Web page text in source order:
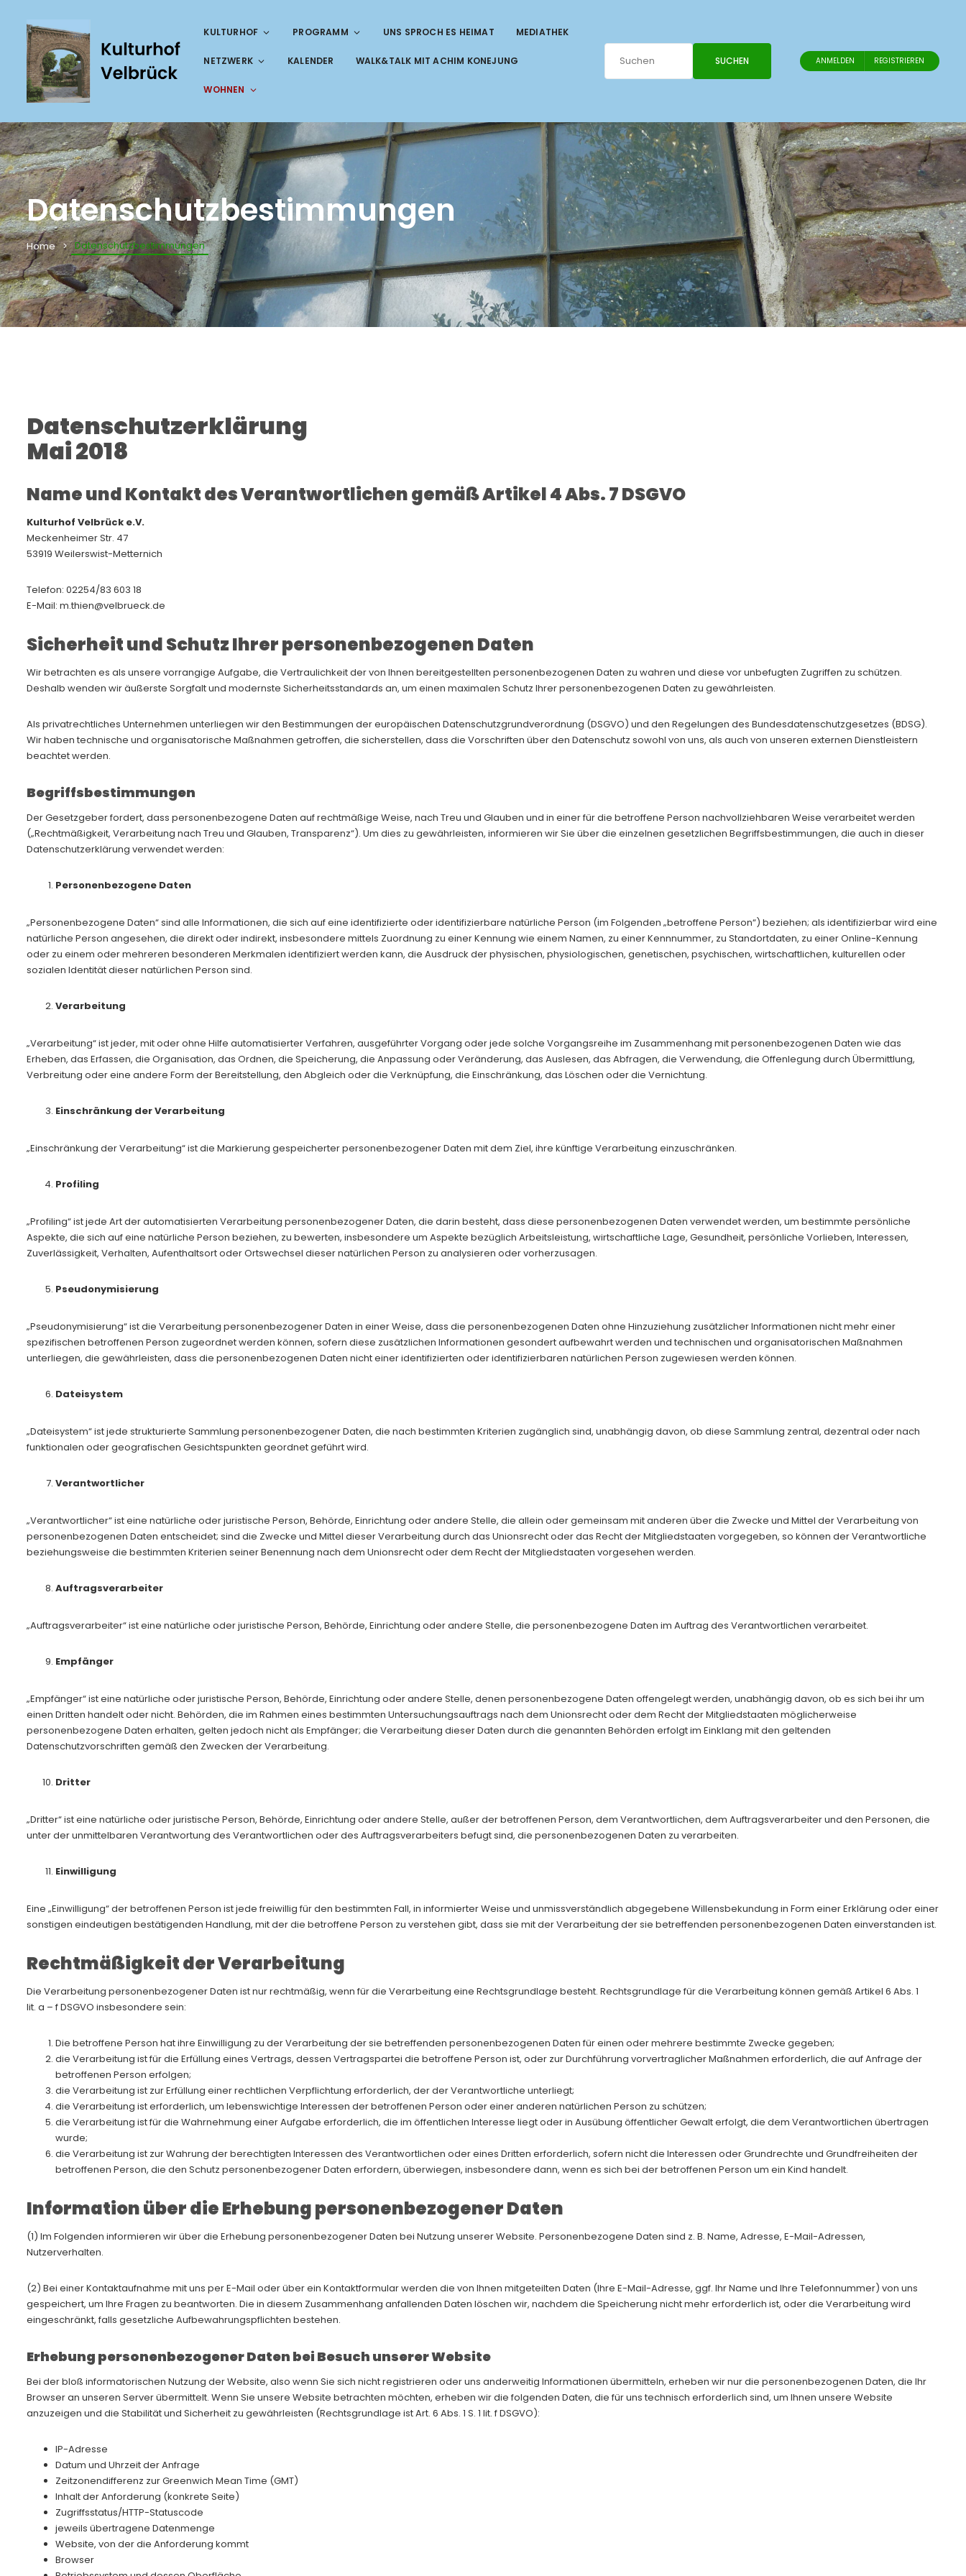
KULTURHOF PROGRAMM UNS SPROCH ES HEIMAT MEDIATHEK
NETZWERK KALENDER WALK&TALK MIT ACHIM KONEJUNG
WOHNEN
SUCHEN ANMELDEN REGISTRIEREN
Datenschutzbestimmungen
Home Datenschutzbestimmungen
Datenschutzerklärung
Mai 2018
Name und Kontakt des Verantwortlichen gemäß Artikel 4 Abs. 7 DSGVO
Kulturhof Velbrück e.V.
Meckenheimer Str. 47
53919 Weilerswist-Metternich
Telefon: 02254/83 603 18
E-Mail: m.thien@velbrueck.de
Sicherheit und Schutz Ihrer personenbezogenen Daten
Wir betrachten es als unsere vorrangige Aufgabe, die Vertraulichkeit der von Ihnen bereitgestellten personenbezogenen Daten zu wahren und diese vor unbefugten Zugriffen zu schützen.
Deshalb wenden wir äußerste Sorgfalt und modernste Sicherheitsstandards an, um einen maximalen Schutz Ihrer personenbezogenen Daten zu gewährleisten.
Als privatrechtliches Unternehmen unterliegen wir den Bestimmungen der europäischen Datenschutzgrundverordnung (DSGVO) und den Regelungen des Bundesdatenschutzgesetzes (BDSG).
Wir haben technische und organisatorische Maßnahmen getroffen, die sicherstellen, dass die Vorschriften über den Datenschutz sowohl von uns, als auch von unseren externen Dienstleistern
beachtet werden.
Begriffsbestimmungen
Der Gesetzgeber fordert, dass personenbezogene Daten auf rechtmäßige Weise, nach Treu und Glauben und in einer für die betroffene Person nachvollziehbaren Weise verarbeitet werden
(„Rechtmäßigkeit, Verarbeitung nach Treu und Glauben, Transparenz“). Um dies zu gewährleisten, informieren wir Sie über die einzelnen gesetzlichen Begriffsbestimmungen, die auch in dieser
Datenschutzerklärung verwendet werden:
Personenbezogene Daten
„Personenbezogene Daten“ sind alle Informationen, die sich auf eine identifizierte oder identifizierbare natürliche Person (im Folgenden „betroffene Person“) beziehen; als identifizierbar wird eine
natürliche Person angesehen, die direkt oder indirekt, insbesondere mittels Zuordnung zu einer Kennung wie einem Namen, zu einer Kennnummer, zu Standortdaten, zu einer Online-Kennung
oder zu einem oder mehreren besonderen Merkmalen identifiziert werden kann, die Ausdruck der physischen, physiologischen, genetischen, psychischen, wirtschaftlichen, kulturellen oder
sozialen Identität dieser natürlichen Person sind.
Verarbeitung
„Verarbeitung“ ist jeder, mit oder ohne Hilfe automatisierter Verfahren, ausgeführter Vorgang oder jede solche Vorgangsreihe im Zusammenhang mit personenbezogenen Daten wie das
Erheben, das Erfassen, die Organisation, das Ordnen, die Speicherung, die Anpassung oder Veränderung, das Auslesen, das Abfragen, die Verwendung, die Offenlegung durch Übermittlung,
Verbreitung oder eine andere Form der Bereitstellung, den Abgleich oder die Verknüpfung, die Einschränkung, das Löschen oder die Vernichtung.
Einschränkung der Verarbeitung
„Einschränkung der Verarbeitung“ ist die Markierung gespeicherter personenbezogener Daten mit dem Ziel, ihre künftige Verarbeitung einzuschränken.
Profiling
„Profiling“ ist jede Art der automatisierten Verarbeitung personenbezogener Daten, die darin besteht, dass diese personenbezogenen Daten verwendet werden, um bestimmte persönliche
Aspekte, die sich auf eine natürliche Person beziehen, zu bewerten, insbesondere um Aspekte bezüglich Arbeitsleistung, wirtschaftliche Lage, Gesundheit, persönliche Vorlieben, Interessen,
Zuverlässigkeit, Verhalten, Aufenthaltsort oder Ortswechsel dieser natürlichen Person zu analysieren oder vorherzusagen.
Pseudonymisierung
„Pseudonymisierung“ ist die Verarbeitung personenbezogener Daten in einer Weise, dass die personenbezogenen Daten ohne Hinzuziehung zusätzlicher Informationen nicht mehr einer
spezifischen betroffenen Person zugeordnet werden können, sofern diese zusätzlichen Informationen gesondert aufbewahrt werden und technischen und organisatorischen Maßnahmen
unterliegen, die gewährleisten, dass die personenbezogenen Daten nicht einer identifizierten oder identifizierbaren natürlichen Person zugewiesen werden können.
Dateisystem
„Dateisystem“ ist jede strukturierte Sammlung personenbezogener Daten, die nach bestimmten Kriterien zugänglich sind, unabhängig davon, ob diese Sammlung zentral, dezentral oder nach
funktionalen oder geografischen Gesichtspunkten geordnet geführt wird.
Verantwortlicher
„Verantwortlicher“ ist eine natürliche oder juristische Person, Behörde, Einrichtung oder andere Stelle, die allein oder gemeinsam mit anderen über die Zwecke und Mittel der Verarbeitung von
personenbezogenen Daten entscheidet; sind die Zwecke und Mittel dieser Verarbeitung durch das Unionsrecht oder das Recht der Mitgliedstaaten vorgegeben, so können der Verantwortliche
beziehungsweise die bestimmten Kriterien seiner Benennung nach dem Unionsrecht oder dem Recht der Mitgliedstaaten vorgesehen werden.
Auftragsverarbeiter
„Auftragsverarbeiter“ ist eine natürliche oder juristische Person, Behörde, Einrichtung oder andere Stelle, die personenbezogene Daten im Auftrag des Verantwortlichen verarbeitet.
Empfänger
„Empfänger“ ist eine natürliche oder juristische Person, Behörde, Einrichtung oder andere Stelle, denen personenbezogene Daten offengelegt werden, unabhängig davon, ob es sich bei ihr um
einen Dritten handelt oder nicht. Behörden, die im Rahmen eines bestimmten Untersuchungsauftrags nach dem Unionsrecht oder dem Recht der Mitgliedstaaten möglicherweise
personenbezogene Daten erhalten, gelten jedoch nicht als Empfänger; die Verarbeitung dieser Daten durch die genannten Behörden erfolgt im Einklang mit den geltenden
Datenschutzvorschriften gemäß den Zwecken der Verarbeitung.
Dritter
„Dritter“ ist eine natürliche oder juristische Person, Behörde, Einrichtung oder andere Stelle, außer der betroffenen Person, dem Verantwortlichen, dem Auftragsverarbeiter und den Personen, die
unter der unmittelbaren Verantwortung des Verantwortlichen oder des Auftragsverarbeiters befugt sind, die personenbezogenen Daten zu verarbeiten.
Einwilligung
Eine „Einwilligung“ der betroffenen Person ist jede freiwillig für den bestimmten Fall, in informierter Weise und unmissverständlich abgegebene Willensbekundung in Form einer Erklärung oder einer
sonstigen eindeutigen bestätigenden Handlung, mit der die betroffene Person zu verstehen gibt, dass sie mit der Verarbeitung der sie betreffenden personenbezogenen Daten einverstanden ist.
Rechtmäßigkeit der Verarbeitung
Die Verarbeitung personenbezogener Daten ist nur rechtmäßig, wenn für die Verarbeitung eine Rechtsgrundlage besteht. Rechtsgrundlage für die Verarbeitung können gemäß Artikel 6 Abs. 1
lit. a – f DSGVO insbesondere sein:
Die betroffene Person hat ihre Einwilligung zu der Verarbeitung der sie betreffenden personenbezogenen Daten für einen oder mehrere bestimmte Zwecke gegeben;
die Verarbeitung ist für die Erfüllung eines Vertrags, dessen Vertragspartei die betroffene Person ist, oder zur Durchführung vorvertraglicher Maßnahmen erforderlich, die auf Anfrage der
betroffenen Person erfolgen;
die Verarbeitung ist zur Erfüllung einer rechtlichen Verpflichtung erforderlich, der der Verantwortliche unterliegt;
die Verarbeitung ist erforderlich, um lebenswichtige Interessen der betroffenen Person oder einer anderen natürlichen Person zu schützen;
die Verarbeitung ist für die Wahrnehmung einer Aufgabe erforderlich, die im öffentlichen Interesse liegt oder in Ausübung öffentlicher Gewalt erfolgt, die dem Verantwortlichen übertragen
wurde;
die Verarbeitung ist zur Wahrung der berechtigten Interessen des Verantwortlichen oder eines Dritten erforderlich, sofern nicht die Interessen oder Grundrechte und Grundfreiheiten der
betroffenen Person, die den Schutz personenbezogener Daten erfordern, überwiegen, insbesondere dann, wenn es sich bei der betroffenen Person um ein Kind handelt.
Information über die Erhebung personenbezogener Daten
(1) Im Folgenden informieren wir über die Erhebung personenbezogener Daten bei Nutzung unserer Website. Personenbezogene Daten sind z. B. Name, Adresse, E-Mail-Adressen,
Nutzerverhalten.
(2) Bei einer Kontaktaufnahme mit uns per E-Mail oder über ein Kontaktformular werden die von Ihnen mitgeteilten Daten (Ihre E-Mail-Adresse, ggf. Ihr Name und Ihre Telefonnummer) von uns
gespeichert, um Ihre Fragen zu beantworten. Die in diesem Zusammenhang anfallenden Daten löschen wir, nachdem die Speicherung nicht mehr erforderlich ist, oder die Verarbeitung wird
eingeschränkt, falls gesetzliche Aufbewahrungspflichten bestehen.
Erhebung personenbezogener Daten bei Besuch unserer Website
Bei der bloß informatorischen Nutzung der Website, also wenn Sie sich nicht registrieren oder uns anderweitig Informationen übermitteln, erheben wir nur die personenbezogenen Daten, die Ihr
Browser an unseren Server übermittelt. Wenn Sie unsere Website betrachten möchten, erheben wir die folgenden Daten, die für uns technisch erforderlich sind, um Ihnen unsere Website
anzuzeigen und die Stabilität und Sicherheit zu gewährleisten (Rechtsgrundlage ist Art. 6 Abs. 1 S. 1 lit. f DSGVO):
IP-Adresse
Datum und Uhrzeit der Anfrage
Zeitzonendifferenz zur Greenwich Mean Time (GMT)
Inhalt der Anforderung (konkrete Seite)
Zugriffsstatus/HTTP-Statuscode
jeweils übertragene Datenmenge
Website, von der die Anforderung kommt
Browser